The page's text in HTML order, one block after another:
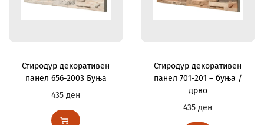
Стиродур декоративен
панел 656-2003 Буња
435ден
Стиродур декоративен
панел 701-201 – буња /
дрво
435ден